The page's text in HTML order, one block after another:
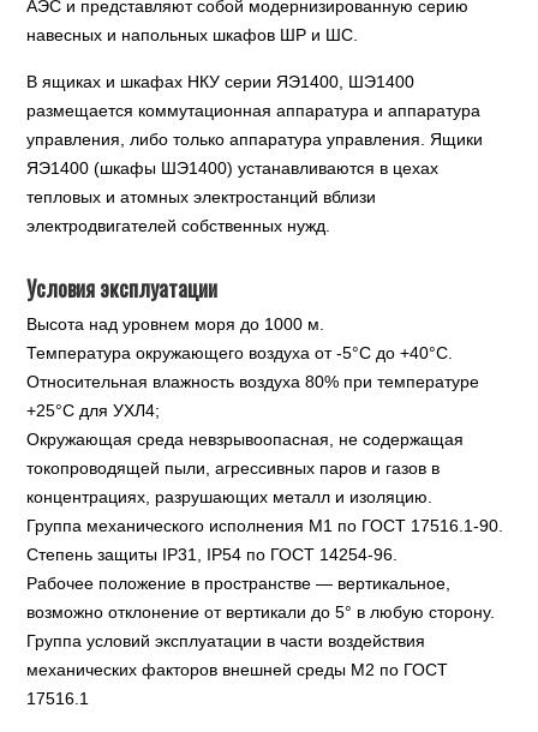
АЭС и представляют собой модернизированную серию
навесных и напольных шкафов ШР и ШС.
В ящиках и шкафах НКУ серии ЯЭ1400, ШЭ1400
размещается коммутационная аппаратура и аппаратура
управления, либо только аппаратура управления. Ящики
ЯЭ1400 (шкафы ШЭ1400) устанавливаются в цехах
тепловых и атомных электростанций вблизи
электродвигателей собственных нужд.
Условия эксплуатации
Высота над уровнем моря до 1000 м.
Температура окружающего воздуха от -5°С до +40°С.
Относительная влажность воздуха 80% при температуре
+25°С для УХЛ4;
Окружающая среда невзрывоопасная, не содержащая
токопроводящей пыли, агрессивных паров и газов в
концентрациях, разрушающих металл и изоляцию.
Группа механического исполнения М1 по ГОСТ 17516.1-90.
Степень защиты IР31, IP54 по ГОСТ 14254-96.
Рабочее положение в пространстве — вертикальное,
возможно отклонение от вертикали до 5° в любую сторону.
Группа условий эксплуатации в части воздействия
механических факторов внешней среды М2 по ГОСТ
17516.1